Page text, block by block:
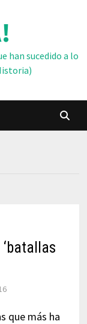
han sucedido a lo
que más ha